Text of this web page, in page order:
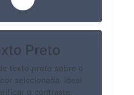
Preto
texto preto sobre o
selecionada. Ideal
o contraste.